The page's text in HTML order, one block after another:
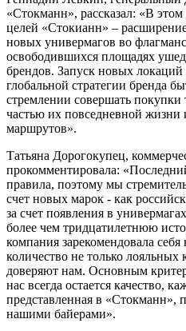
Геннадий Левкин, генеральный
«Стокманн», рассказал: «В
целей «Стокианн» –
новых универмагов во
освободившихся площадях
брендов. Запуск новых
глобальной стратегии бренда
стремлении совершать
частью их повседневной
маршрутов».
Татьяна Дорогокупец,
прокомментировала:
правила, поэтому мы
счет новых марок - как
за счет появления в
более чем тридцатилетнюю
компания зарекомендовала
количество не только
доверяют нам. Основным
нас всегда остается качество,
представленная в «Стокманн»,
нашими байерами».